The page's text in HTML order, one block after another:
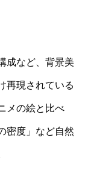
成など、背景美
再現されている
メの絵と比べ
密度」など自然